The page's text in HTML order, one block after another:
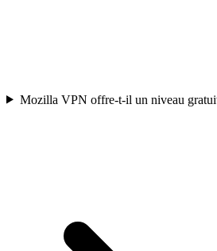
Mozilla VPN offre-t-il un niveau